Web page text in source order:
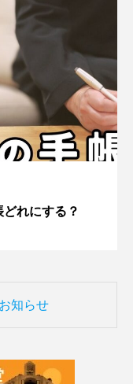
どれにする？
知らせ